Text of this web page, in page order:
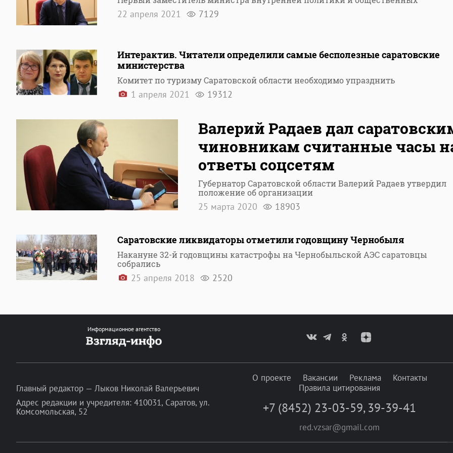
22 апреля 2021 7129
Интерактив. Читатели определили самые бесполезные саратовские
министерства
Комитет по туризму Саратовской области необходимо упразднить
1 апреля 2021 19312
Валерий Радаев дал
чиновникам считанные часы
ответы соцсетям
Губернатор Саратовской области Валерий Радаев утвердил
положение об организации
25 марта 2020 18903
Саратовские ликвидаторы отметили годовщину Чернобыля
Накануне 32-й годовщины катастрофы на Чернобыльской АЭС саратовцы
собрались
25 апреля 2018 2520
Информационное агентство
Главный редактор — Лыков Николай Валерьевич
Адрес редакции и учредителя: 410031, Саратов, ул.
Комсомольская, 52
О проекте Вакансии Реклама
Контакты
Правила цитирования
+7 (8452) 23-03-59, 39-39-41
red.vzsar@gmail.com